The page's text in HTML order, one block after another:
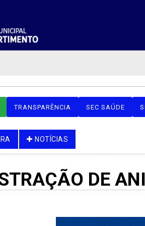
TRANSPARÊNCIA SEC SAÚDE
NOTÍCIAS
DE